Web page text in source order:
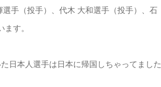
手（投手）、代木 大和選手（投手）、石
す。
日本人選手は日本に帰国しちゃってました